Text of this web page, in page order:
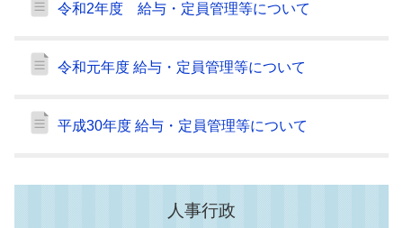
令和2年度 給与・定員管理等について
令和元年度 給与・定員管理等について
平成30年度 給与・定員管理等について
人事行政